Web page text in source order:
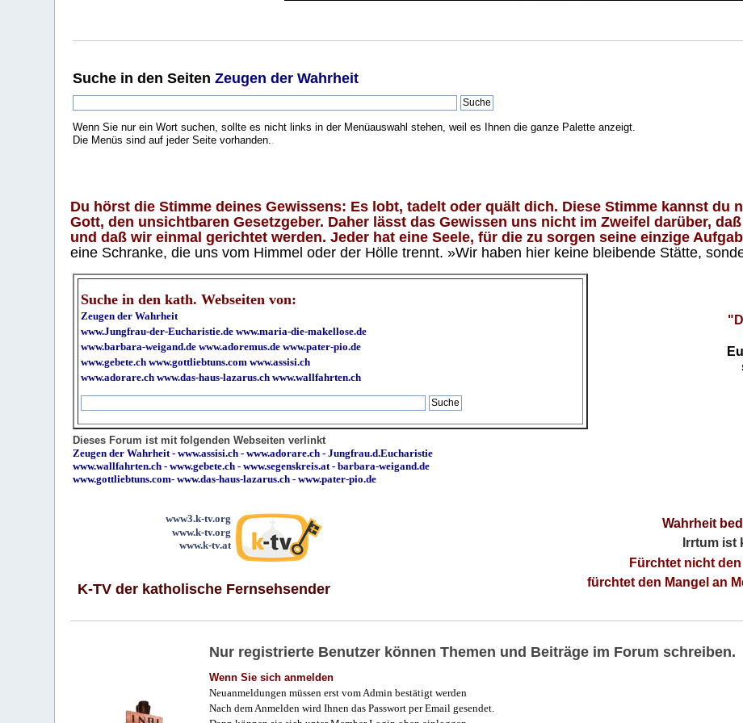
Suche in den SeitenZeugen der Wahrheit
Wenn Sie nur ein Wort suchen, sollte es nicht links in der Menüauswahl stehen, weil es Ihnen die ganze Palette anzeigt.
Die Menüs sind auf jeder Seite vorhanden.
Du hörst die Stimme deines Gewissens: Es lobt, tadelt oder quält dich. Diese Stimme kannst du
Gott, den unsichtbaren Gesetzgeber. Daher lässt das Gewissen uns nicht im Zweifel darüber,
und daß wir einmal gerichtet werden. Jeder hat eine Seele, für die zu sorgen seine einzige
eine Schranke, die uns vom Himmel oder der Hölle trennt. »Wir haben hier keine bleibende Stätte,
Suche in den kath. Webseiten von:
Zeugen der Wahrheit
www.Jungfrau-der-Eucharistie.de www.maria-die-makellose.de
www.barbara-weigand.de www.adoremus.de www.pater-pio.de
www.gebete.ch www.gottliebtuns.com www.assisi.ch
www.adorare.ch www.das-haus-lazarus.ch www.wallfahrten.ch
Dieses Forum ist mit folgenden Webseiten verlinkt
Zeugen der Wahrheit -www.assisi.ch -www.adorare.ch -Jungfrau.d.Eucharistie
www.wallfahrten.ch -www.gebete.ch -www.segenskreis.at -barbara-weigand.de
www.gottliebtuns.com-www.das-haus-lazarus.ch - www.pater-pio.de
www3.k-tv.org
www.k-tv.org
www.k-tv.at
K-TV der katholische Fernsehsender
Wahrheit
Irrtum ist
Fürchtet nicht
fürchtet den Mangel an
Nur registrierte Benutzer können Themen und Beiträge im Forum schreiben.
Wenn Sie sich anmelden
Neuanmeldungen müssen erst vom Admin bestätigt werden
Nach dem Anmelden wird Ihnen das Passwort per Email gesendet.